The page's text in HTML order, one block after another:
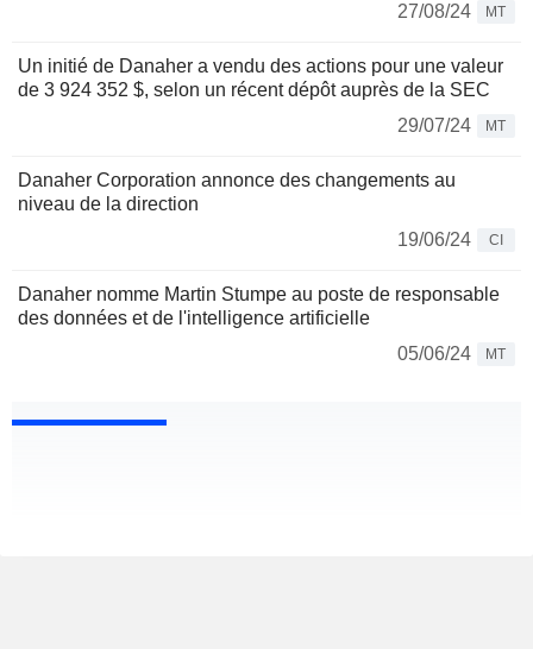
27/08/24
MT
Un initié de Danaher a vendu des actions pour une valeur
de 3 924 352 $, selon un récent dépôt auprès de la SEC
29/07/24
MT
Danaher Corporation annonce des changements au
niveau de la direction
19/06/24
CI
Danaher nomme Martin Stumpe au poste de responsable
des données et de l'intelligence artificielle
05/06/24
MT